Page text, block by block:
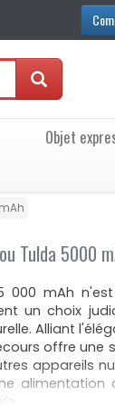
Objet
Tulda 5000
000 mAh
un choix
Alliant
offre une
appareils
alimentation